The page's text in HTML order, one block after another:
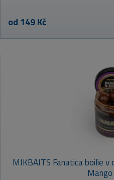
od 149 Kč
MIKBAITS Fanatica boilie v